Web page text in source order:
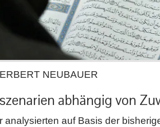
NEUBAUER
abhängig von
analysierten auf Basis der